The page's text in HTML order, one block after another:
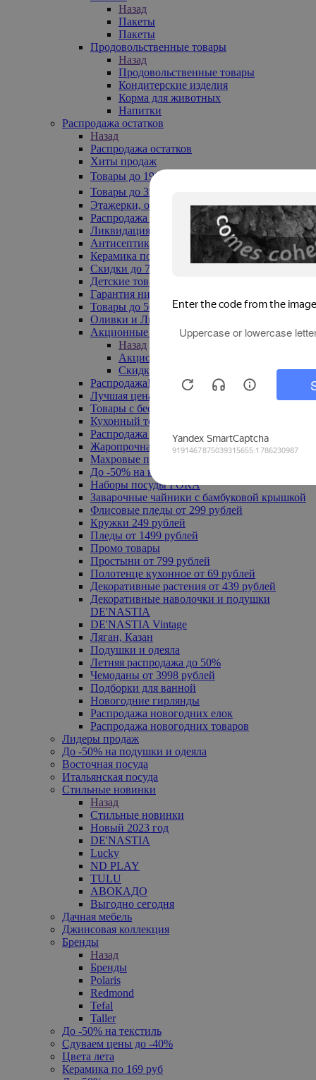
Назад
Пакеты
Пакеты
Продовольственные товары
Назад
Продовольственные товары
Кондитерские изделия
Корма для животных
Напитки
Распродажа остатков
Назад
Распродажа остатков
Хиты продаж
Товары до 199₽
Товары до 399₽
Этажерки, обувницы
Распродажа текстиля до -50%
Ликвидация до -70%
Антисептики
Керамика по 129 руб
Скидки до 70%
Детские товары
Гарантия низкой цены
Товары до 500 руб
Оливки и Лимоны
Акционные товары
Назад
Акционные товары
Скидка 20% по промокоду
Распродажа! Ульяновск до -70%
Лучшая цена
Товары с бесплатной доставкой
Кухонный текстиль
Распродажа до -50%
Жаропрочная посуда
Махровые полотенца
До -50% на ковры
Наборы посуды FORA
Заварочные чайники с бамбуковой крышкой
Флисовые пледы от 299 рублей
Кружки 249 рублей
Пледы от 1499 рублей
Промо товары
Простыни от 799 рублей
Полотенце кухонное от 69 рублей
Декоративные растения от 439 рублей
Декоративные наволочки и подушки
DE'NASTIA
DE'NASTIA Vintage
Ляган, Казан
Подушки и одеяла
Летняя распродажа до 50%
Чемоданы от 3998 рублей
Подборки для ванной
Новогодние гирлянды
Распродажа новогодних елок
Распродажа новогодних товаров
Лидеры продаж
До -50% на подушки и одеяла
Восточная посуда
Итальянская посуда
Стильные новинки
Назад
Стильные новинки
Новый 2023 год
DE'NASTIA
Lucky
ND PLAY
TULU
АВОКАДО
Выгодно сегодня
Дачная мебель
Джинсовая коллекция
Бренды
Назад
Бренды
Polaris
Redmond
Tefal
Taller
До -50% на текстиль
Сдуваем цены до -40%
Цвета лета
Керамика по 169 руб